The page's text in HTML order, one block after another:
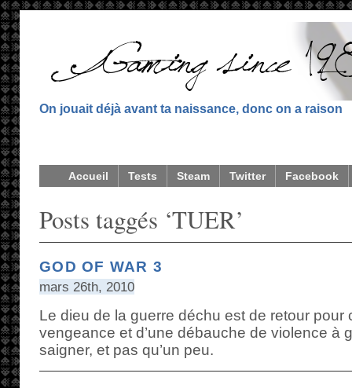
On jouait déjà avant ta naissance, donc on a raison
Accueil Tests Steam Twitter Facebook
Posts taggés ‘TUER’
GOD OF WAR 3
mars 26th, 2010
Le dieu de la guerre déchu est de retour pour
vengeance et d’une débauche de violence à
saigner, et pas qu’un peu.